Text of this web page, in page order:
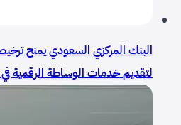
لتقديم خدمات الوساطة الرقمية